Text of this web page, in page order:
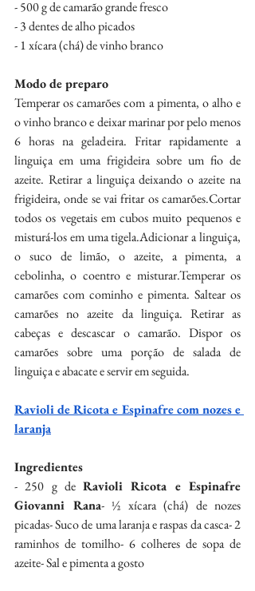
- 500 g de camarão grande fresco
- 3 dentes de alho picados
- 1 xícara (chá) de vinho branco
Modo de preparo
Temperar os camarões com a pimenta, o alho e
o vinho branco e deixar marinar por pelo menos
6 horas na geladeira. Fritar rapidamente a
linguiça em uma frigideira sobre um fio de
azeite. Retirar a linguiça deixando o azeite na
frigideira, onde se vai fritar os camarões.Cortar
todos os vegetais em cubos muito pequenos e
misturá-los em uma tigela.Adicionar a linguiça,
o suco de limão, o azeite, a pimenta, a
cebolinha, o coentro e misturar.Temperar os
camarões com cominho e pimenta. Saltear os
camarões no azeite da linguiça. Retirar as
cabeças e descascar o camarão. Dispor os
camarões sobre uma porção de salada de
linguiça e abacate e servir em seguida.
Ravioli de Ricota e Espinafre com nozes e
laranja
Ingredientes
- 250 g de Ravioli Ricota e⁠ Espinafre
Giovanni Rana⁠- ½ xícara (chá) de nozes
picadas⁠- Suco de uma laranja e raspas⁠ da casca⁠- 2
raminhos de tomilho⁠- 6 colheres de sopa de
azeite⁠- Sal e pimenta a gosto⁠